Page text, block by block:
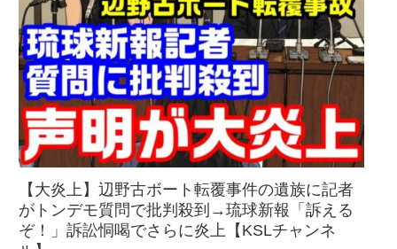
【大炎上】辺野古ボート転覆事件の遺族に記者
がトンデモ質問で批判殺到→琉球新報「訴える
ぞ！」訴訟恫喝でさらに炎上【KSLチャンネ